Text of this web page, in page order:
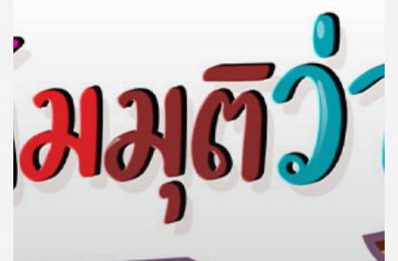
เพลง
บทความ
ข่าว
และ
กิจกรรม